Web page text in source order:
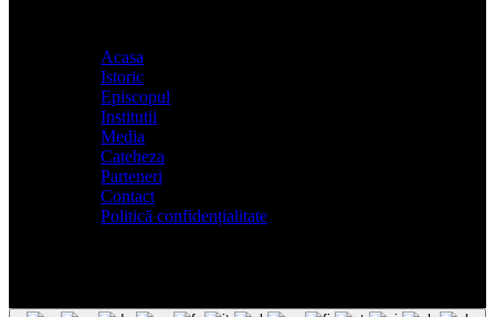
Acasa
Istoric
Episcopul
Institutii
Media
Cateheza
Parteneri
Contact
Politică confidențialitate